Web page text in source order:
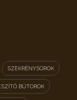
SZEKRÉNYSOROK
BÚTOROK